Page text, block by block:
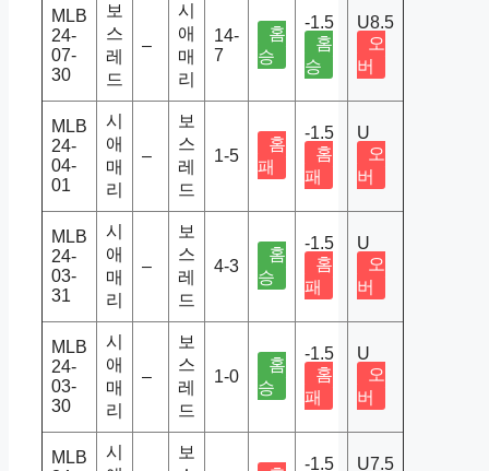
MLB
24-
07-
30
보
스
레
드
–
시
애
매
리
14-
7
홈
승
-1.5
홈
승
U8.5
오
버
MLB
24-
04-
01
시
애
매
리
–
보
스
레
드
1-5
홈
패
-1.5
홈
패
U
오
버
MLB
24-
03-
31
시
애
매
리
–
보
스
레
드
4-3
홈
승
-1.5
홈
패
U
오
버
MLB
24-
03-
30
시
애
매
리
–
보
스
레
드
1-0
홈
승
-1.5
홈
패
U
오
버
MLB
시
보
-1.5
U7.5